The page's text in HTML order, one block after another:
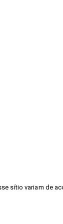
sítio variam de